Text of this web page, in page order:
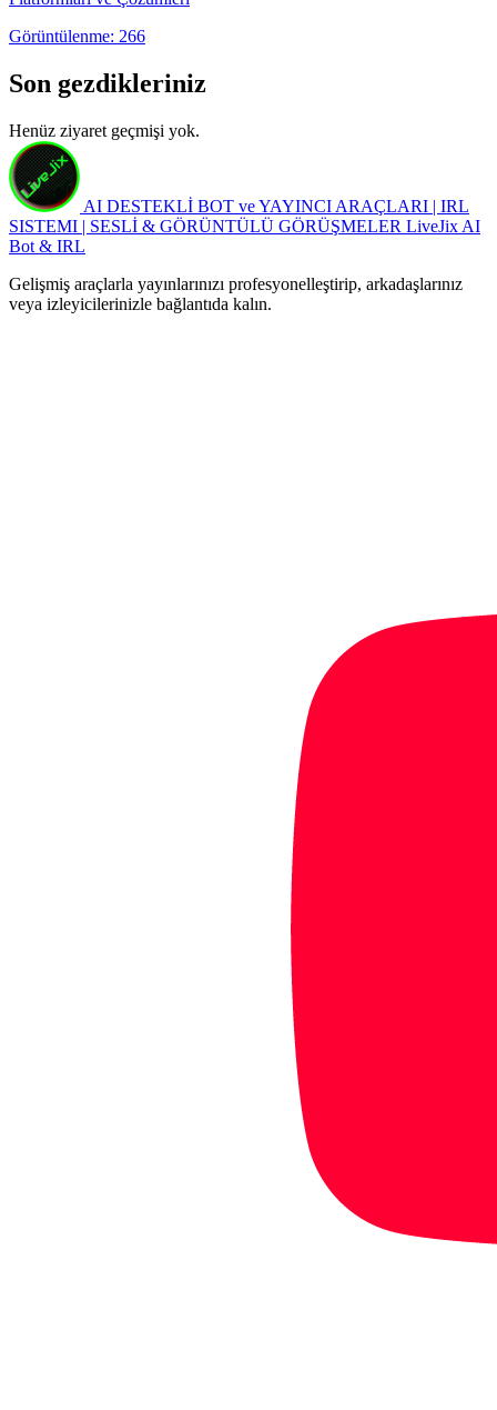
Görüntülenme: 266
Son gezdikleriniz
Henüz ziyaret geçmişi yok.
AI DESTEKLİ BOT ve YAYINCI ARAÇLARI | IRL
SISTEMI | SESLİ & GÖRÜNTÜLÜ GÖRÜŞMELER LiveJix AI
Bot & IRL
Gelişmiş araçlarla yayınlarınızı profesyonelleştirip, arkadaşlarınız
veya izleyicilerinizle bağlantıda kalın.